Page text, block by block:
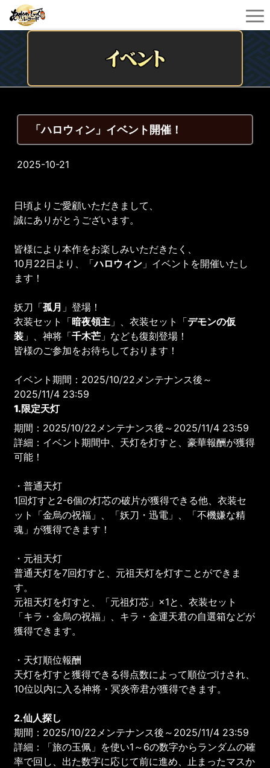
「ハロウィン」イベント開催！
2025-10-21
日頃よりご愛顧いただきまして、
誠にありがとうございます。
皆様により本作をお楽しみいただきたく、
10月22日より、「ハロウィン 」イベントを開催いたし
ます！
妖刀「孤月 」登場！
衣装セット「暗夜領主 」、衣装セット「デモンの仮
装 」、神将「千木芒 」なども復刻登場！
皆様のご参加をお待ちしております！
イベント期間：2025/10/22メンテナンス後～
2025/11/4 23:59
1.限定天灯
期間：2025/10/22メンテナンス後～2025/11/4 23:59
詳細：イベント期間中、天灯を灯すと、豪華報酬が獲得
可能！
・普通天灯
1回灯すと2-6個の灯芯の破片が獲得できる他、衣装セ
ット「金烏の祝福」、「妖刀・迅電」、「不機嫌な精
魂」が獲得できます！
・元祖天灯
普通天灯を7回灯すと、元祖天灯を灯すことができま
す。
元祖天灯を灯すと、「元祖灯芯」×1と、衣装セット
「キラ・金烏の祝福」、キラ・金運天君の自選箱などが
獲得できます。
・天灯順位報酬
天灯を灯すと獲得できる得点数によって順位づけされ、
10位以内に入る神将・冥炎帝君が獲得できます。
2.仙人探し
期間：2025/10/22メンテナンス後～2025/11/4 23:59
詳細：「旅の玉佩」を使い1～6の数字からランダムの確
率で回し、出た数字に応じて前に進め、止まったマスか